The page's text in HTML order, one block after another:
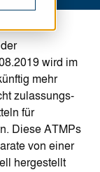
wird im
mehr
zulassungs-
für
Diese ATMPs
von einer
hergestellt